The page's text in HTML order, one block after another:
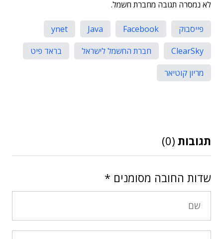
לא נמסרה תגובה מחברת חשמל.
פייסבוק Facebook
Java
ynet
ClearSky
חברת החשמל לישראל
בראד פיט
מריון קוטיאר
תגובות (0)
שדות החובה מסומנים *